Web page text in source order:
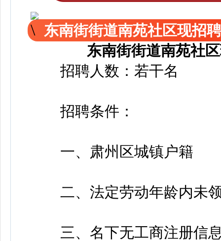
东南街街道南苑社区现招
东南街街道南苑社
招聘人数：若干名
招聘条件：
一、肃州区城镇户籍
二、法定劳动年龄内未
三、名下无工商注册信